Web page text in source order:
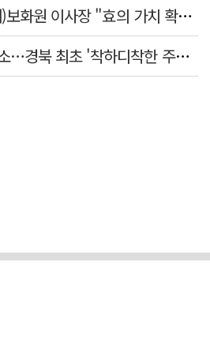
[리더 열전] 조광제 (재)보화원 이사장 "효의 가치 확산 위해 젊은층 참여 이끌어낼 것"
칠곡 알뜰 만남의주유소…경북 최초 '착하디착한 주유소' 선정